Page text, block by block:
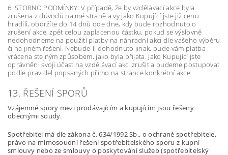
6. STORNO PODMÍNKY: V případě, že by vzdělávací akce byla
zrušena z důvodů na mé straně a vy jako Kupující jste již cenu
hradili, obdržíte do 14 dnů ode dne, kdy bude rozhodnuto o
zrušení akce, zpět celou zaplacenou částku, pokud se výslovně
nedohodneme na použití platby na náhradní akci dle vašeho výběru
či na jiném řešení. Nebude-li dohodnuto jinak, bude vám platba
vrácena stejným způsobem, jako byla přijata. Jako Kupující jste
oprávněni svoji účast na vzdělávací akci zrušit a budeme postupovat
podle pravidel popsaných přímo na stránce konkrétní akce.
13. ŘEŠENÍ SPORŮ
Vzájemné spory mezi prodávajícím a kupujícím jsou řešeny
obecnými soudy.
Spotřebitel má dle zákona č. 634/1992 Sb., o ochraně spotřebitele,
právo na mimosoudní řešení spotřebitelského sporu z kupní
smlouvy nebo ze smlouvy o poskytování služeb (spotřebitelský